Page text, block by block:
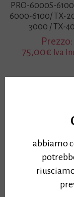
PRO-6000S-
6000-6100/ TX-
3000 / TX-
Prezzo:
75,00€ Iva
abbiamo